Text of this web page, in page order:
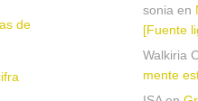
de
sonia en
[Fuente
Walkiria
mente